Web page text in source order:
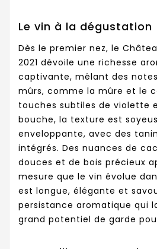
Le vin à la dégustation
Dès le premier nez, le
2021 dévoile une richesse
captivante, mêlant des
mûrs, comme la mûre et le
touches subtiles de violette
bouche, la texture est
enveloppante, avec des
intégrés. Des nuances de
douces et de bois précieux
mesure que le vin évolue
est longue, élégante et
persistance aromatique qui
grand potentiel de garde